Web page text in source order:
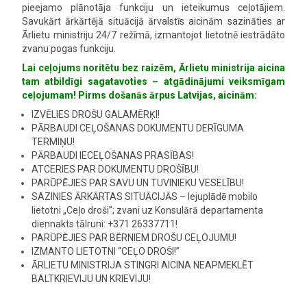
pieejamo plānotāja funkciju un ieteikumus ceļotājiem.
Savukārt ārkārtējā situācijā ārvalstīs aicinām sazināties ar
Ārlietu ministriju 24/7 režīmā, izmantojot lietotnē iestrādāto
zvanu pogas funkciju.
Lai ceļojums noritētu bez raizēm, Ārlietu ministrija aicina
tam atbildīgi sagatavoties – atgādinājumi veiksmīgam
ceļojumam! Pirms došanās ārpus Latvijas, aicinām:
IZVĒLIES DROŠU GALAMĒRĶI!
PĀRBAUDI CEĻOŠANAS DOKUMENTU DERĪGUMA
TERMIŅU!
PĀRBAUDI IECEĻOŠANAS PRASĪBAS!
ATCERIES PAR DOKUMENTU DROŠĪBU!
PARŪPĒJIES PAR SAVU UN TUVINIEKU VESELĪBU!
SAZINIES ĀRKĀRTAS SITUĀCIJĀS – lejuplādē mobilo
lietotni „Ceļo droši”; zvani uz Konsulārā departamenta
diennakts tālruni: +371 26337711!
PARŪPĒJIES PAR BĒRNIEM DROŠU CEĻOJUMU!
IZMANTO LIETOTNI “CEĻO DROŠI!”
ĀRLIETU MINISTRIJA STINGRI AICINA NEAPMEKLĒT
BALTKRIEVIJU UN KRIEVIJU!